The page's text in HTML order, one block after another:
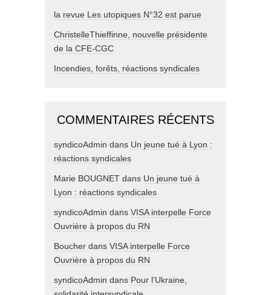
la revue Les utopiques N°32 est parue
ChristelleThieffinne, nouvelle présidente
de la CFE-CGC
Incendies, forêts, réactions syndicales
COMMENTAIRES RÉCENTS
syndicoAdmin dans Un jeune tué à Lyon :
réactions syndicales
Marie BOUGNET dans Un jeune tué à
Lyon : réactions syndicales
syndicoAdmin dans VISA interpelle Force
Ouvrière à propos du RN
Boucher dans VISA interpelle Force
Ouvrière à propos du RN
syndicoAdmin dans Pour l’Ukraine,